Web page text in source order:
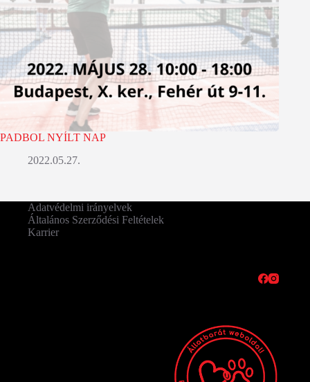
PADBOL NYÍLT NAP
2022.05.27.
Adatvédelmi irányelvek
Általános Szerződési Feltételek
Karrier